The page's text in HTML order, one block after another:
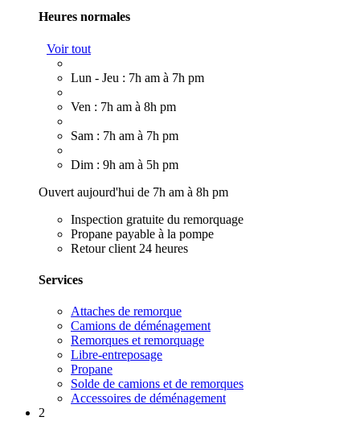
Heures normales
Voir tout
Lun - Jeu : 7h am à 7h pm
Ven : 7h am à 8h pm
Sam : 7h am à 7h pm
Dim : 9h am à 5h pm
Ouvert aujourd'hui de 7h am à 8h pm
Inspection gratuite du remorquage
Propane payable à la pompe
Retour client 24 heures
Services
Attaches de remorque
Camions de déménagement
Remorques et remorquage
Libre-entreposage
Propane
Solde de camions et de remorques
Accessoires de déménagement
2